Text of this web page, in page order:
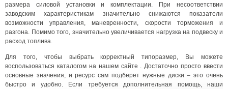
размера силовой установки и комплектации. При несоответствии
заводским характеристикам значительно снижаются показатели
возможности управления, маневренности, скорости торможения и
разгона. Помимо того, значительно увеличивается нагрузка на подвеску и
расход топлива.
Для того, чтобы выбрать корректный типоразмер, Вы можете
воспользоваться каталогом на нашем сайте . Достаточно просто ввести
основные значения, и ресурс сам подберет нужные диски – это очень
быстро и удобно. Если требуется дополнительная помощь, наши